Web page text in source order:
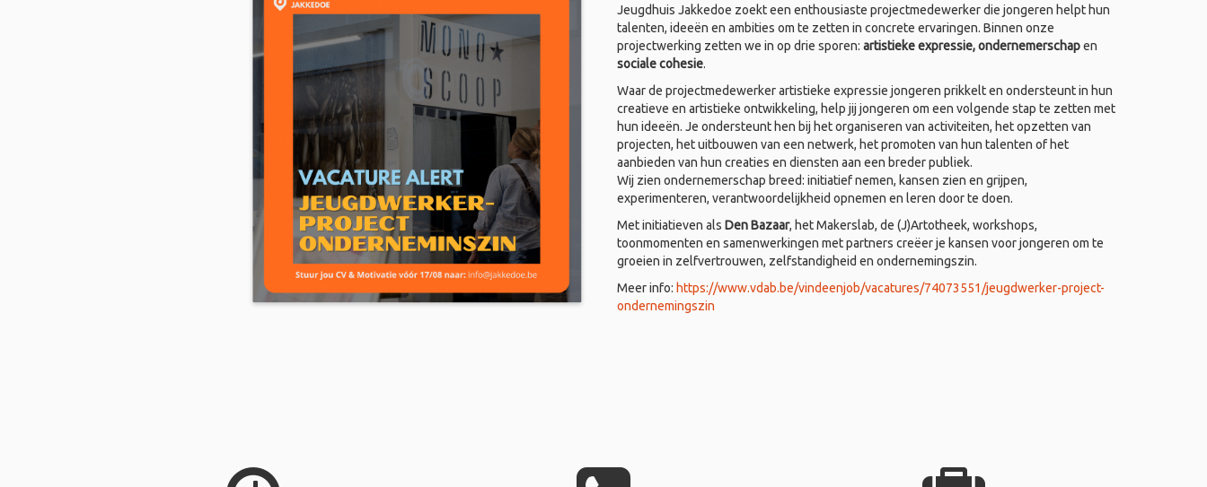
Jeugdhuis Jakkedoe zoekt een enthousiaste projectmedewerker die jongeren helpt hun
talenten, ideeën en ambities om te zetten in concrete ervaringen. Binnen onze
projectwerking zetten we in op drie sporen: artistieke expressie, ondernemerschapen
sociale cohesie.
Waar de projectmedewerker artistieke expressie jongeren prikkelt en ondersteunt in hun
creatieve en artistieke ontwikkeling, help jij jongeren om een volgende stap te zetten met
hun ideeën. Je ondersteunt hen bij het organiseren van activiteiten, het opzetten van
projecten, het uitbouwen van een netwerk, het promoten van hun talenten of het
aanbieden van hun creaties en diensten aan een breder publiek.
Wij zien ondernemerschap breed: initiatief nemen, kansen zien en grijpen,
experimenteren, verantwoordelijkheid opnemen en leren door te doen.
Met initiatieven als Den Bazaar, het Makerslab, de (J)Artotheek, workshops,
toonmomenten en samenwerkingen met partners creëer je kansen voor jongeren om te
groeien in zelfvertrouwen, zelfstandigheid en ondernemingszin.
Meer info: https://www.vdab.be/vindeenjob/vacatures/74073551/jeugdwerker-project-
ondernemingszin